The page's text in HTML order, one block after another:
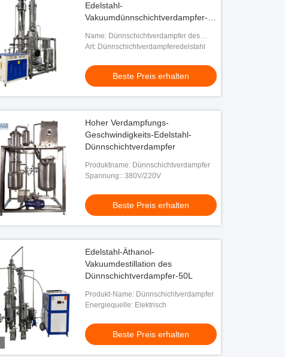
Edelstahl-
Vakuumdünnschichtverdampfer-
Name: Dünnschichtverdampfer des
Einzel-Effekt-200L
Art: Dünnschichtverdampferedelstahl
Beste Preis erhalten
Hoher Verdampfungs-
Geschwindigkeits-Edelstahl-
Dünnschichtverdampfer
Produktname: Dünnschichtverdampfer
Spannung:: 380V/220V
Beste Preis erhalten
Edelstahl-Äthanol-
Vakuumdestillation des
Dünnschichtverdampfer-50L
Produkt-Name: Dünnschichtverdampfer
Energiequelle: Elektrisch
Beste Preis erhalten